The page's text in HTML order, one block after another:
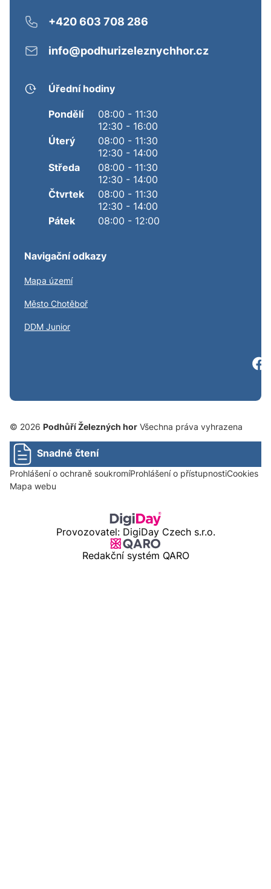
+420 603 708 286
info@podhurizeleznychhor.cz
Úřední hodiny
Pondělí
08:00 - 11:30
12:30 - 16:00
Úterý
08:00 - 11:30
12:30 - 14:00
Středa
08:00 - 11:30
12:30 - 14:00
Čtvrtek
08:00 - 11:30
12:30 - 14:00
Pátek
08:00 - 12:00
Navigační odkazy
Mapa území
Město Chotěboř
DDM Junior
© 2026 Podhůří Železných hor Všechna práva vyhrazena
Snadné čtení
Prohlášení o ochraně soukromíProhlášení o přístupnostiCookies
Mapa webu
Provozovatel: DigiDay Czech s.r.o.
Redakční systém QARO